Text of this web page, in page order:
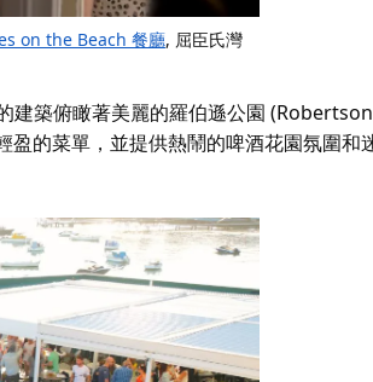
on the Beach 餐廳, 屈臣氏灣
築俯瞰著美麗的羅伯遜公園
的菜單，並提供熱鬧的啤酒花園氛圍和